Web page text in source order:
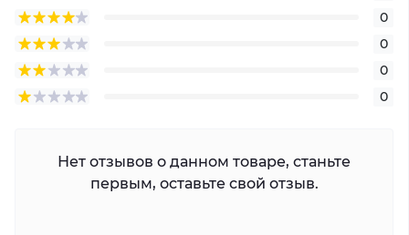
0
0
0
0
Нет отзывов о данном товаре, станьте
первым, оставьте свой отзыв.